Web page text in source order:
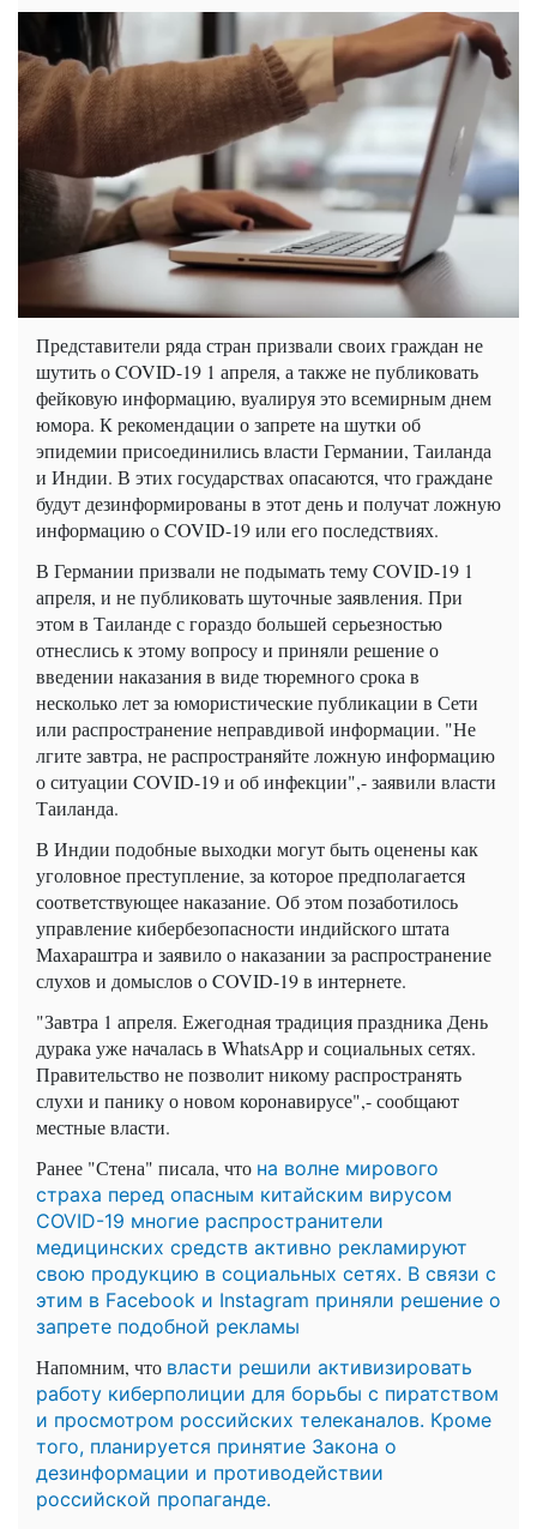
Представители ряда стран призвали своих граждан не
шутить о COVID-19 1 апреля, а также не публиковать
фейковую информацию, вуалируя это всемирным днем
юмора. К рекомендации о запрете на шутки об
эпидемии присоединились власти Германии, Таиланда
и Индии. В этих государствах опасаются, что граждане
будут дезинформированы в этот день и получат ложную
информацию о COVID-19 или его последствиях.
В Германии призвали не подымать тему COVID-19 1
апреля, и не публиковать шуточные заявления. При
этом в Таиланде с гораздо большей серьезностью
отнеслись к этому вопросу и приняли решение о
введении наказания в виде тюремного срока в
несколько лет за юмористические публикации в Сети
или распространение неправдивой информации. "Не
лгите завтра, не распространяйте ложную информацию
о ситуации COVID-19 и об инфекции",- заявили власти
Таиланда.
В Индии подобные выходки могут быть оценены как
уголовное преступление, за которое предполагается
соответствующее наказание. Об этом позаботилось
управление кибербезопасности индийского штата
Махараштра и заявило о наказании за распространение
слухов и домыслов о COVID-19 в интернете.
"Завтра 1 апреля. Ежегодная традиция праздника День
дурака уже началась в WhatsApp и социальных сетях.
Правительство не позволит никому распространять
слухи и панику о новом коронавирусе",- сообщают
местные власти.
Ранее "Стена" писала, что на волне мирового
страха перед опасным китайским вирусом
COVID-19 многие распространители
медицинских средств активно рекламируют
свою продукцию в социальных сетях. В связи с
этим в Facebook и Instagram приняли решение о
запрете подобной рекламы
Напомним, что власти решили активизировать
работу киберполиции для борьбы с пиратством
и просмотром российских телеканалов. Кроме
того, планируется принятие Закона о
дезинформации и противодействии
российской пропаганде.